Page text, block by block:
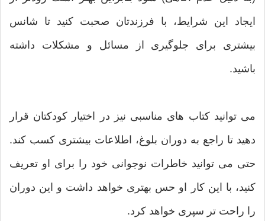
ایجاد این شرایط، با فرزندتان صحبت کنید تا شانس
بیشتری برای جلوگیری از مسائل و مشکلات داشته
باشید.
می توانید کتاب های مناسبی نیز در اختیار کودکتان قرار
دهید تا راجع به دوران بلوغ، اطلاعات بیشتری کسب کند.
حتی می توانید خاطرات نوجوانی خود را برای او تعریف
کنید، با این کار او حس بهتری خواهد داشت و این دوران
را راحت تر سپری خواهد کرد.